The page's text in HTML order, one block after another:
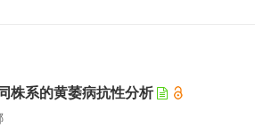
株系的黄萎病抗性分析